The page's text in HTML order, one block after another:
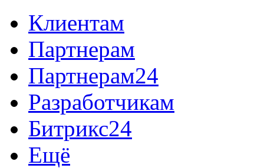
Клиентам
Партнерам
Партнерам24
Разработчикам
Битрикс24
Ещё